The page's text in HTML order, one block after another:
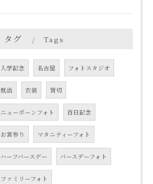
タグ Tags
入学記念 名古屋 フォトスタジオ
就活 衣装 貸切
ニューボーンフォト 百日記念
お宮参り マタニティーフォト
ハーフバースデー バースデーフォト
ファミリーフォト